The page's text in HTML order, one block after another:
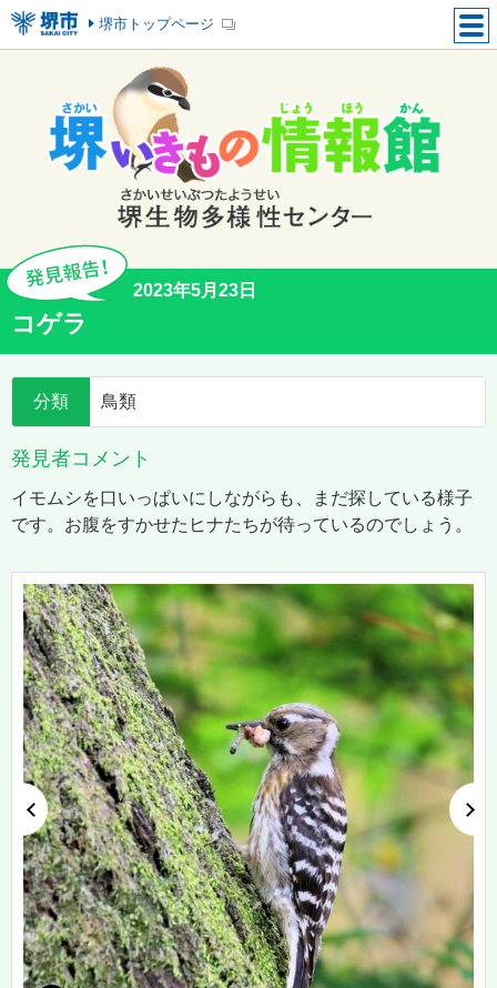
堺市トップページ
2023年5月23日
コゲラ
分類 鳥類
発見者コメント
イモムシを口いっぱいにしながらも、まだ探している様子
です。お腹をすかせたヒナたちが待っているのでしょう。